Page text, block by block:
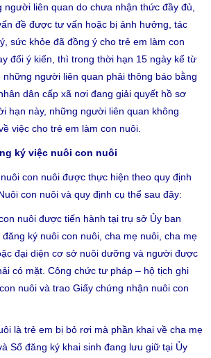
liên quan do chưa nhận thức đầy đủ,
đề được tư vấn hoặc bị ảnh hưởng, tác
sức khỏe đã đồng ý cho trẻ em làm con
đổi ý kiến, thì trong thời hạn 15 ngày kể từ
người liên quan phải thông báo bằng
dân cấp xã nơi đang giải quyết hồ sơ
hạn này, những người liên quan không
việc cho trẻ em làm con nuôi.
ký việc nuôi con nuôi
con nuôi được thực hiện theo quy định
con nuôi và quy định cụ thể sau đây:
nuôi được tiến hành tại trụ sở Ủy ban
ký nuôi con nuôi, cha mẹ nuôi, cha mẹ
đại diện cơ sở nuôi dưỡng và người được
có mặt. Công chức tư pháp – hộ tịch ghi
nuôi và trao Giấy chứng nhận nuôi con
là trẻ em bị bỏ rơi mà phần khai về cha mẹ
Sổ đăng ký khai sinh đang lưu giữ tại Ủy